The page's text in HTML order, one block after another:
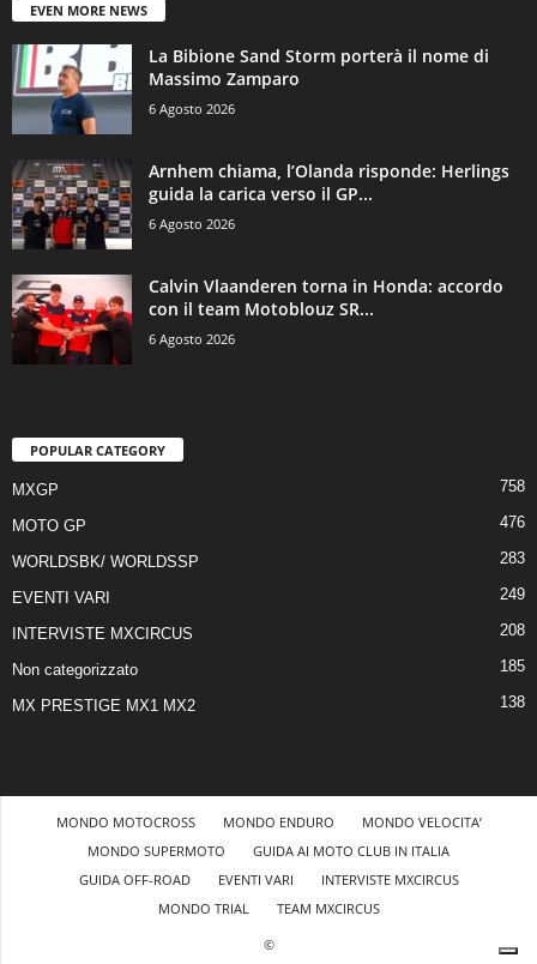
EVEN MORE NEWS
La Bibione Sand Storm porterà il nome di
Massimo Zamparo
6 Agosto 2026
Arnhem chiama, l’Olanda risponde: Herlings
guida la carica verso il GP...
6 Agosto 2026
Calvin Vlaanderen torna in Honda: accordo
con il team Motoblouz SR...
6 Agosto 2026
POPULAR CATEGORY
MXGP 758
MOTO GP 476
WORLDSBK/ WORLDSSP 283
EVENTI VARI 249
INTERVISTE MXCIRCUS 208
Non categorizzato 185
MX PRESTIGE MX1 MX2 138
MONDO MOTOCROSS MONDO ENDURO
MONDO VELOCITA’
MONDO SUPERMOTO
GUIDA AI MOTO CLUB IN ITALIA
GUIDA OFF-ROAD
EVENTI VARI
INTERVISTE MXCIRCUS
MONDO TRIAL
TEAM MXCIRCUS
©